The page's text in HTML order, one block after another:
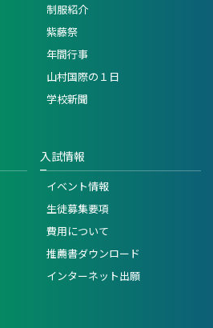
制服紹介
紫藤祭
年間行事
山村国際の１日
学校新聞
入試情報
イベント情報
生徒募集要項
費用について
推薦書ダウンロード
インターネット出願